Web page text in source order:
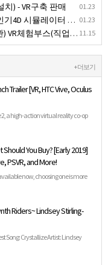
01.23
치) - VR구축 판매
01.23
체험)-VR렌탈대여 행사
11.15
/ 인기VR체험)-VR렌탈대여행사
+ 더보기
Trailer [VR, HTC Vive, Oculus
a high-action virtual reality co-op
platform and Aim cont…
You Buy? [Early 2019]
PSVR, and More!
now, choosing one is more
I break down ALL of t…
Riders~ Lindsey Stirling-
Song: Crystallize Artist: Lindsey
WHATTHESHARK.